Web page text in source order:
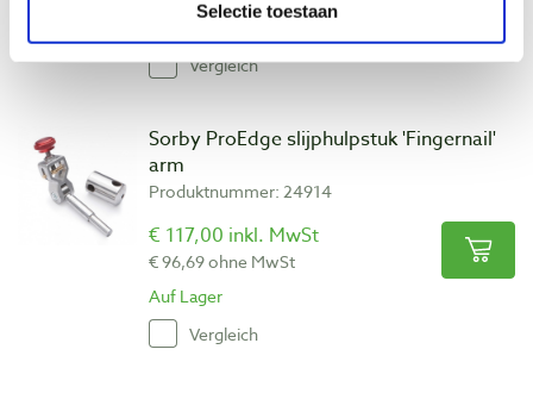
Selectie toestaan
Vergleich
Sorby ProEdge slijphulpstuk 'Fingernail'
arm
Produktnummer: 24914
€ 117,00 inkl. MwSt
€ 96,69 ohne MwSt
Auf Lager
Vergleich